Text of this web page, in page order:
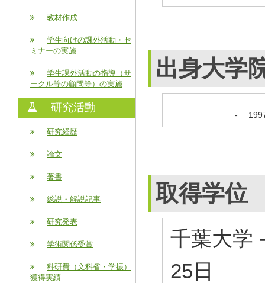
教材作成
学生向けの課外活動・セ
ミナーの実施
学生課外活動の指導（サ
ークル等の顧問等）の実施
研究活動
研究経歴
論文
著書
総説・解説記事
研究発表
学術関係受賞
科研費（文科省・学振）
獲得実績
出身大学
-
取得学位
千葉大学
25日